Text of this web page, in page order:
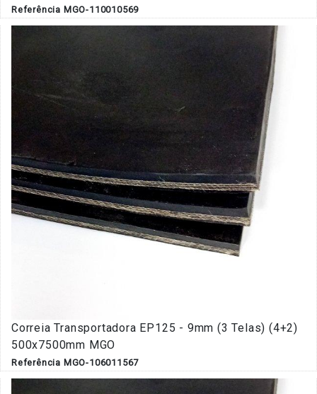
Referência MGO-110010569
Correia Transportadora EP125 - 9mm (3 Telas) (4+2)
500x7500mm MGO
Referência MGO-106011567